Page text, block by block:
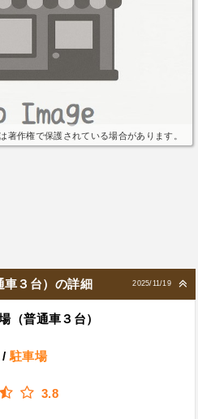
著作権で保護されている場合があります。
2025/11/19
車３台）の詳細
（普通車３台）
駐車場
3.8